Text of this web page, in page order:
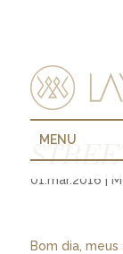
MENU
01.mar.2016 |
Bom dia,